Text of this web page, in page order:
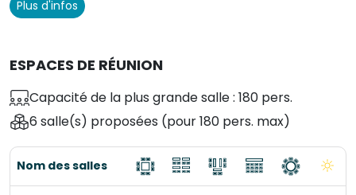
Plus d'infos
ESPACES DE RÉUNION
Capacité de la plus grande salle : 180 pers.
6 salle(s) proposées (pour 180 pers. max)
Nom des salles